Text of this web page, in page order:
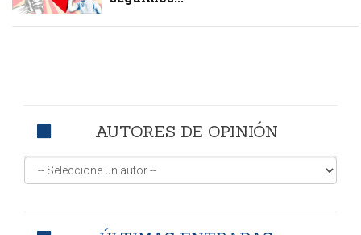
AUTORES DE OPINIÓN